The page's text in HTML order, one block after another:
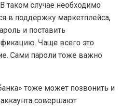
таком случае необходимо
в поддержку маркетплейса,
и поставить
Чаще всего это
Сами пароли тоже важно
тоже может позвонить и
совершают